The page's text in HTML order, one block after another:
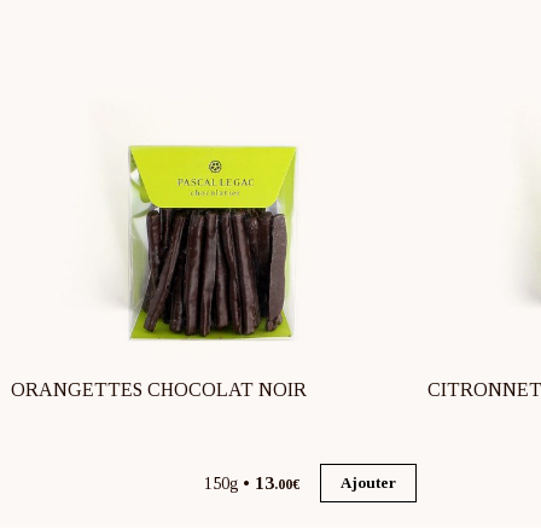
ORANGETTES CHOCOLAT NOIR
150g 13.00€ Ajouter